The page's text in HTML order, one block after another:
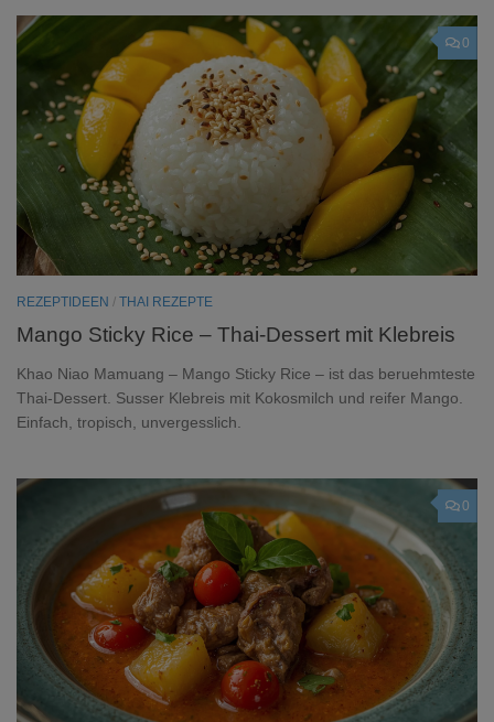
0
REZEPTIDEEN / THAI REZEPTE
Mango Sticky Rice – Thai-Dessert mit Klebreis
Khao Niao Mamuang – Mango Sticky Rice – ist das beruehmteste
Thai-Dessert. Susser Klebreis mit Kokosmilch und reifer Mango.
Einfach, tropisch, unvergesslich.
0